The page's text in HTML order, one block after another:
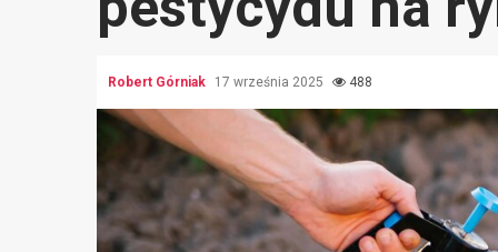
Robert Górniak 17 września 2025 488